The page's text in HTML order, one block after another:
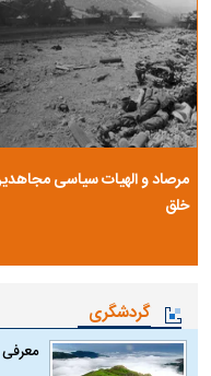
مرصاد و الهیات سیاسی
خلق
گردشگری